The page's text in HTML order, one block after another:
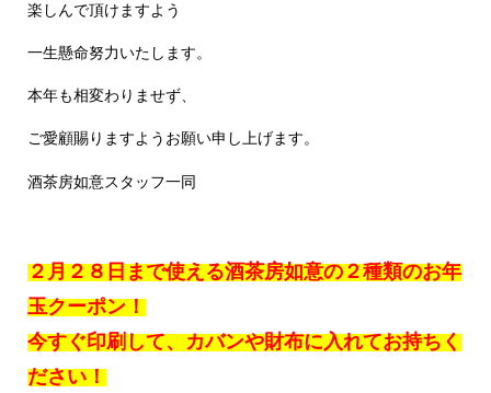
楽しんで頂けますよう
一生懸命努力いたします。
本年も相変わりませず、
ご愛顧賜りますようお願い申し上げます。
酒茶房如意スタッフ一同
２月２８日まで使える酒茶房如意の２種類のお年
玉クーポン！
今すぐ印刷して、カバンや財布に入れてお持ちく
ださい！